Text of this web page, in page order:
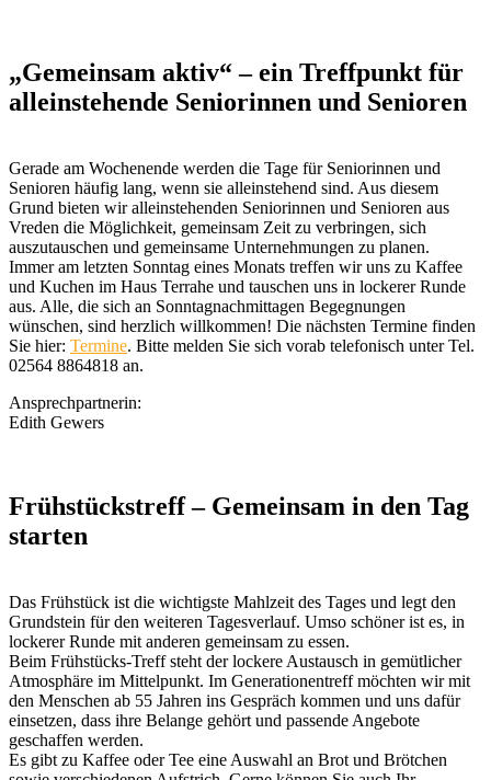
„Gemeinsam aktiv“ – ein Treffpunkt für
alleinstehende Seniorinnen und Senioren
Gerade am Wochenende werden die Tage für Seniorinnen und
Senioren häufig lang, wenn sie alleinstehend sind. Aus diesem
Grund bieten wir alleinstehenden Seniorinnen und Senioren aus
Vreden die Möglichkeit, gemeinsam Zeit zu verbringen, sich
auszutauschen und gemeinsame Unternehmungen zu planen.
Immer am letzten Sonntag eines Monats treffen wir uns zu Kaffee
und Kuchen im Haus Terrahe und tauschen uns in lockerer Runde
aus. Alle, die sich an Sonntagnachmittagen Begegnungen
wünschen, sind herzlich willkommen! Die nächsten Termine finden
Sie hier: Termine. Bitte melden Sie sich vorab telefonisch unter Tel.
02564 8864818 an.
Ansprechpartnerin:
Edith Gewers
Frühstückstreff – Gemeinsam in den Tag
starten
Das Frühstück ist die wichtigste Mahlzeit des Tages und legt den
Grundstein für den weiteren Tagesverlauf. Umso schöner ist es, in
lockerer Runde mit anderen gemeinsam zu essen.
Beim Frühstücks-Treff steht der lockere Austausch in gemütlicher
Atmosphäre im Mittelpunkt. Im Generationentreff möchten wir mit
den Menschen ab 55 Jahren ins Gespräch kommen und uns dafür
einsetzen, dass ihre Belange gehört und passende Angebote
geschaffen werden.
Es gibt zu Kaffee oder Tee eine Auswahl an Brot und Brötchen